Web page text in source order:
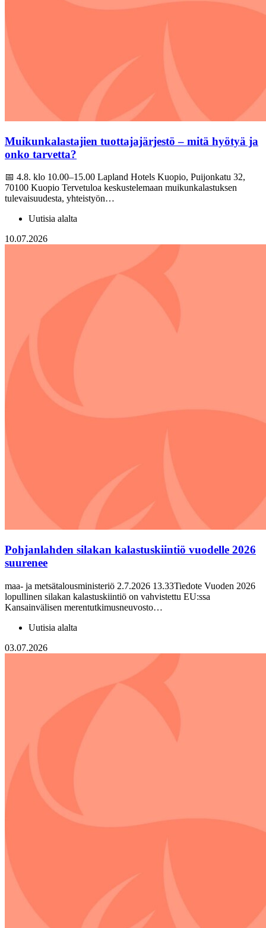
Muikunkalastajien tuottajajärjestö – mitä hyötyä ja
onko tarvetta?
📅 4.8. klo 10.00–15.00 Lapland Hotels Kuopio, Puijonkatu 32,
70100 Kuopio Tervetuloa keskustelemaan muikunkalastuksen
tulevaisuudesta, yhteistyön…
Uutisia alalta
10.07.2026
Pohjanlahden silakan kalastuskiintiö vuodelle 2026
suurenee
maa- ja metsätalousministeriö 2.7.2026 13.33Tiedote Vuoden 2026
lopullinen silakan kalastuskiintiö on vahvistettu EU:ssa
Kansainvälisen merentutkimusneuvosto…
Uutisia alalta
03.07.2026